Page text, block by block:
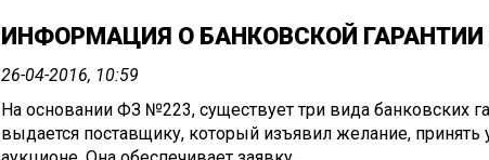
ИНФОРМАЦИЯ О БАНКОВСКОЙ ГАРАНТИИ
26-04-2016, 10:59
На основании ФЗ №223, существует три вида банковских
выдается поставщику, который изъявил желание, принять